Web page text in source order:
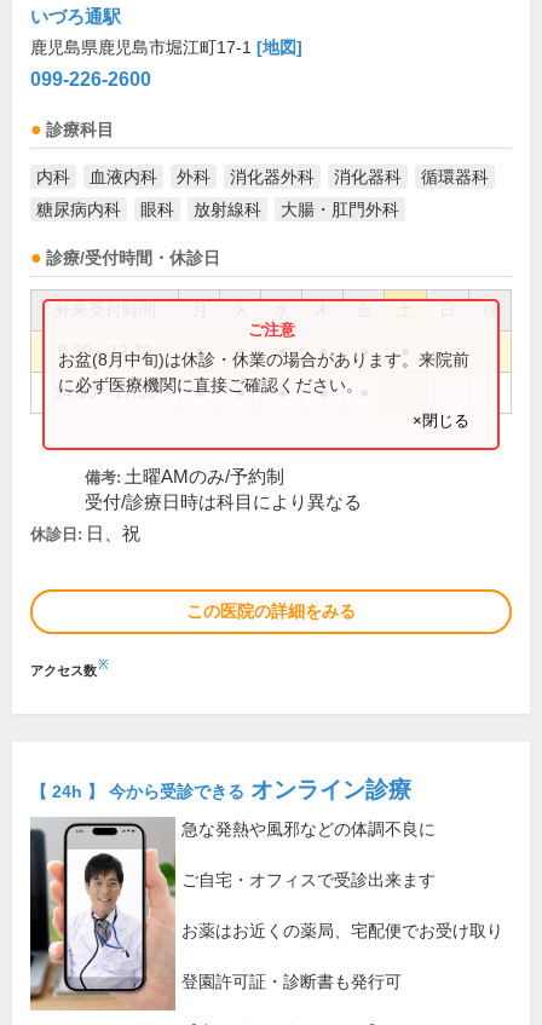
いづろ通駅
鹿児島県鹿児島市堀江町17-1 [地図]
099-226-2600
診療科目
内科 血液内科 外科 消化器外科 消化器科
循環器科
糖尿病内科
眼科 放射線科 大腸・肛門外科
診療/受付時間・休診日
祝
8:30～12:30 ● ● ● ● ●
14:00～17:30 ● ● ● ●
お盆(8月中旬)は休診・休業の場合があります。来院前
に必ず医療機関に直接ご確認ください。
×閉じる
備考: 土曜AMのみ/予約制
受付/診療日時は科目により異なる
休診日: 日、祝
この医院の詳細をみる
アクセス数※
【 24h 】 今から受診できる オンライン診療
急な発熱や風邪などの体調不良に
ご自宅・オフィスで受診出来ます
お薬はお近くの薬局、宅配便でお受け取り
登園許可証・診断書も発行可